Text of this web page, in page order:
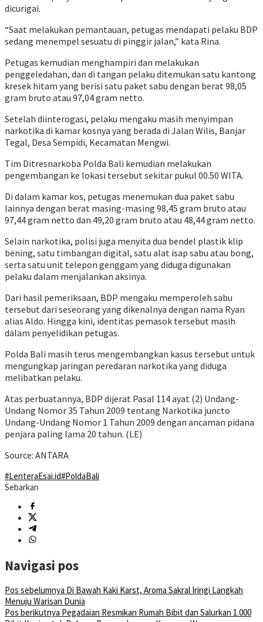
dicurigai.
“Saat melakukan pemantauan, petugas mendapati pelaku BDP
sedang menempel sesuatu di pinggir jalan,” kata Rina.
Petugas kemudian menghampiri dan melakukan
penggeledahan, dan di tangan pelaku ditemukan satu kantong
kresek hitam yang berisi satu paket sabu dengan berat 98,05
gram bruto atau 97,04 gram netto.
Setelah diinterogasi, pelaku mengaku masih menyimpan
narkotika di kamar kosnya yang berada di Jalan Wilis, Banjar
Tegal, Desa Sempidi, Kecamatan Mengwi.
Tim Ditresnarkoba Polda Bali kemudian melakukan
pengembangan ke lokasi tersebut sekitar pukul 00.50 WITA.
Di dalam kamar kos, petugas menemukan dua paket sabu
lainnya dengan berat masing-masing 98,45 gram bruto atau
97,44 gram netto dan 49,20 gram bruto atau 48,44 gram netto.
Selain narkotika, polisi juga menyita dua bendel plastik klip
bening, satu timbangan digital, satu alat isap sabu atau bong,
serta satu unit telepon genggam yang diduga digunakan
pelaku dalam menjalankan aksinya.
Dari hasil pemeriksaan, BDP mengaku memperoleh sabu
tersebut dari seseorang yang dikenalnya dengan nama Ryan
alias Aldo. Hingga kini, identitas pemasok tersebut masih
dalam penyelidikan petugas.
Polda Bali masih terus mengembangkan kasus tersebut untuk
mengungkap jaringan peredaran narkotika yang diduga
melibatkan pelaku.
Atas perbuatannya, BDP dijerat Pasal 114 ayat (2) Undang-
Undang Nomor 35 Tahun 2009 tentang Narkotika juncto
Undang-Undang Nomor 1 Tahun 2009 dengan ancaman pidana
penjara paling lama 20 tahun. (LE)
Source: ANTARA
#LenteraEsai.id#PoldaBali
Sebarkan
Navigasi pos
Pos sebelumnya Di Bawah Kaki Karst, Aroma Sakral Iringi Langkah
Menuju Warisan Dunia
Pos berikutnya Pegadaian Resmikan Rumah Bibit dan Salurkan 1.000